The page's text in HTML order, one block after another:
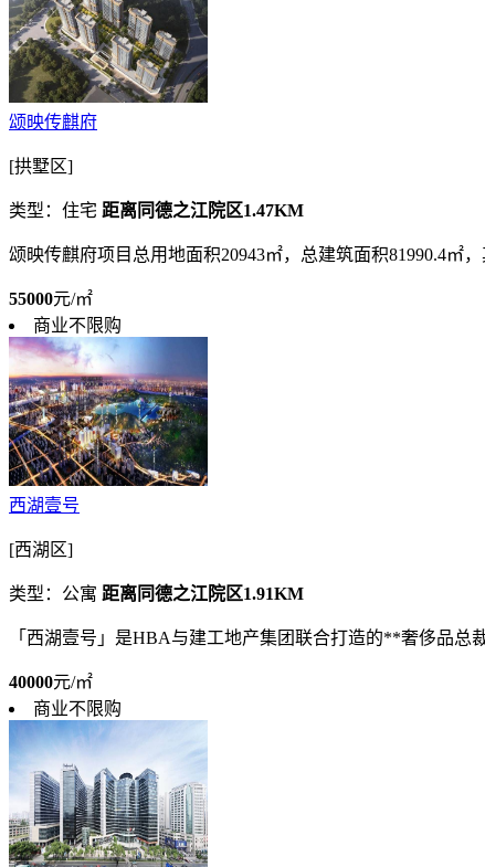
颂映传麒府
[拱墅区]
类型：住宅 距离同德之江院区1.47KM
颂映传麒府项目总用地面积20943㎡，总建筑面积81990.4㎡
55000元/㎡
商业不限购
西湖壹号
[西湖区]
类型：公寓 距离同德之江院区1.91KM
「西湖壹号」是HBA与建工地产集团联合打造的**奢侈品
40000元/㎡
商业不限购